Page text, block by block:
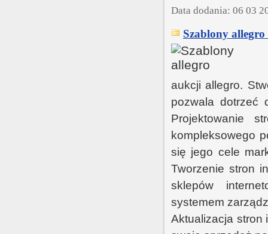
Data dodania: 06 03
Szablony allegro
aukcji allegro.
pozwala dotrzeć
Projektowanie
kompleksowego
się jego cele
Tworzenie stron
sklepów
systemem
Aktualizacja stron